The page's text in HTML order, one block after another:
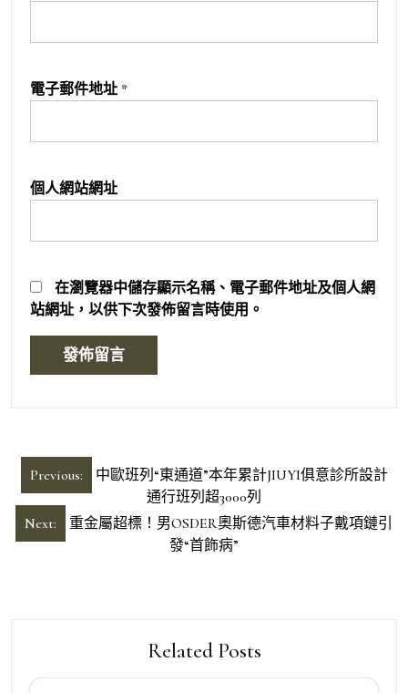
電子郵件地址 *
個人網站網址
在瀏覽器中儲存顯示名稱、電子郵件地址及個人網
站網址，以供下次發佈留言時使用。
文
章
導
Previous:
中歐班列“東通道”本年累計JIUYI俱意診所設計
通行班列超3000列
Next:
重金屬超標！男OSDER奧斯德汽車材料子戴項鏈引
發“首飾病”
Related Posts